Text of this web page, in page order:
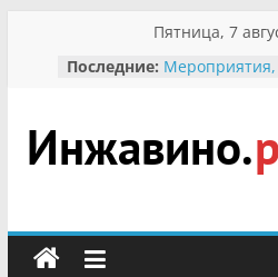
содержимому
Пятница, 7
Последние:
гражданин
участнице
сельский
портал